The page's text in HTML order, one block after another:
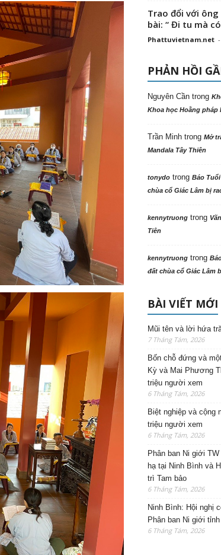
Trao đổi với
bài: “ Đi tu mà
Phattuvietnam.net -
PHẢN HỒI
Nguyên Cầntrong
Khoa học Hoằng pháp
Trần Minhtrong Mở
Mandala Tây Thiên
tonydotrong Báo
chùa cổ Giác Lâm bị
kennytruongtrong
Tiên
kennytruongtrong
đất chùa cổ Giác Lâm
BÀI VIẾT MỚI
Mũi tên và lời hứa
7 Tháng Tám, 2026
Bốn chỗ đứng và
Kỳ và Mai Phương
triệu người xem
6 Tháng Tám, 2026
Biệt nghiệp và cộng
triệu người xem
6 Tháng Tám, 2026
Phân ban Ni giới
hạ tại Ninh Bình và
trì Tam bảo
6 Tháng Tám, 2026
Ninh Bình: Hội nghị
Phân ban Ni giới
6 Tháng Tám, 2026